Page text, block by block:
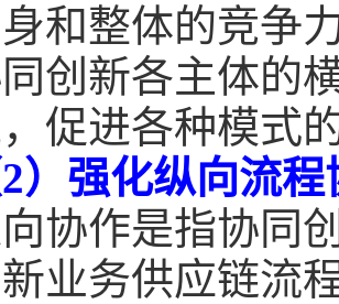
和整体的竞争
创新各主体的
促进各种模式
2）强化纵向流程
协作是指协同
业务供应链流